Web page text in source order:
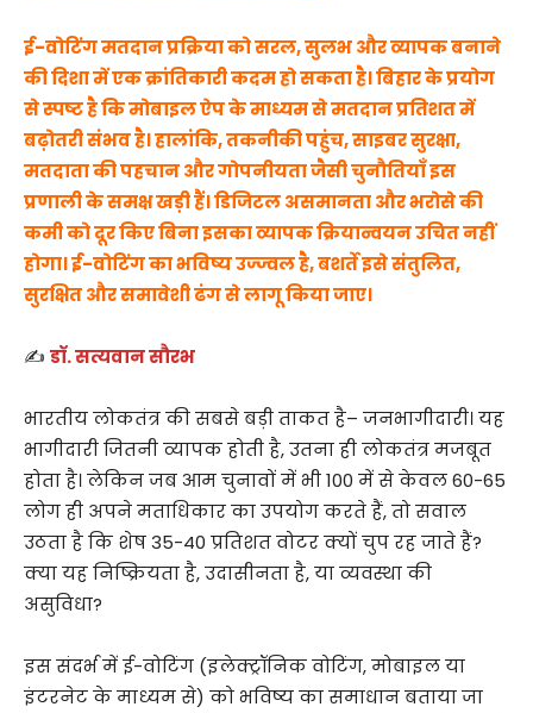
ई-वोटिंग मतदान प्रक्रिया को सरल, सुलभ और व्यापक बनाने
की दिशा में एक क्रांतिकारी कदम हो सकता है। बिहार के प्रयोग
से स्पष्ट है कि मोबाइल ऐप के माध्यम से मतदान प्रतिशत में
बढ़ोतरी संभव है। हालांकि, तकनीकी पहुंच, साइबर सुरक्षा,
मतदाता की पहचान और गोपनीयता जैसी चुनौतियाँ इस
प्रणाली के समक्ष खड़ी हैं। डिजिटल असमानता और भरोसे की
कमी को दूर किए बिना इसका व्यापक क्रियान्वयन उचित नहीं
होगा। ई-वोटिंग का भविष्य उज्ज्वल है, बशर्ते इसे संतुलित,
सुरक्षित और समावेशी ढंग से लागू किया जाए।
✍️ डॉ. सत्यवान सौरभ
भारतीय लोकतंत्र की सबसे बड़ी ताकत है– जनभागीदारी। यह
भागीदारी जितनी व्यापक होती है, उतना ही लोकतंत्र मजबूत
होता है। लेकिन जब आम चुनावों में भी 100 में से केवल 60-65
लोग ही अपने मताधिकार का उपयोग करते हैं, तो सवाल
उठता है कि शेष 35-40 प्रतिशत वोटर क्यों चुप रह जाते हैं?
क्या यह निष्क्रियता है, उदासीनता है, या व्यवस्था की
असुविधा?
इस संदर्भ में ई-वोटिंग (इलेक्ट्रॉनिक वोटिंग, मोबाइल या
इंटरनेट के माध्यम से) को भविष्य का समाधान बताया जा